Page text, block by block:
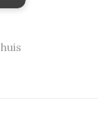
huis